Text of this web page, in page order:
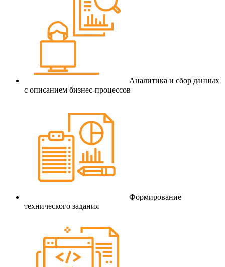
Аналитика и сбор данных
с описанием бизнес-процессов
Формирование
технического задания